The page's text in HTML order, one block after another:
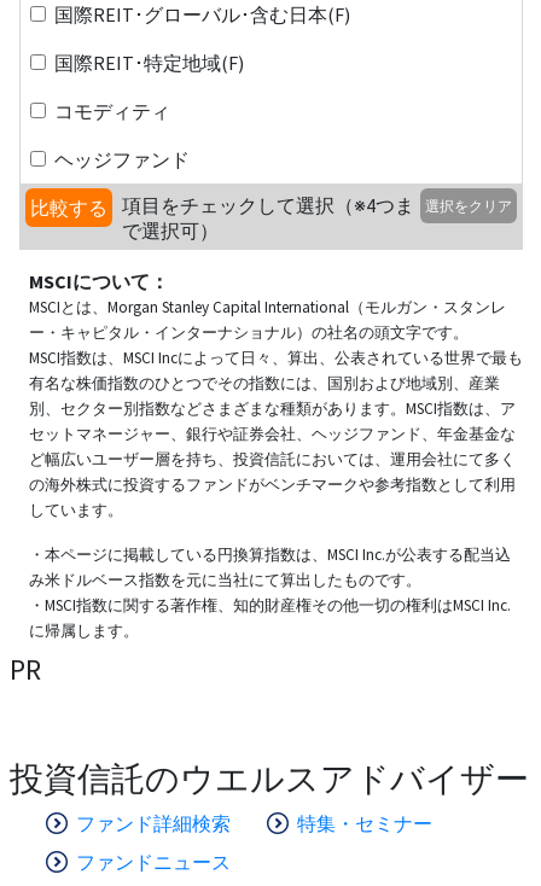
国際REIT･グローバル･含む日本(F)
国際REIT･特定地域(F)
コモディティ
ヘッジファンド
比較する
項目をチェックして選択（※4つま
で選択可）
選択をクリア
MSCIについて：
MSCIとは、Morgan Stanley Capital International（モルガン・スタンレ
ー・キャピタル・インターナショナル）の社名の頭文字です。
MSCI指数は、MSCI Incによって日々、算出、公表されている世界で最も
有名な株価指数のひとつでその指数には、国別および地域別、産業
別、セクター別指数などさまざまな種類があります。MSCI指数は、ア
セットマネージャー、銀行や証券会社、ヘッジファンド、年金基金な
ど幅広いユーザー層を持ち、投資信託においては、運用会社にて多く
の海外株式に投資するファンドがベンチマークや参考指数として利用
しています。
・本ページに掲載している円換算指数は、MSCI Inc.が公表する配当込
み米ドルベース指数を元に当社にて算出したものです。
・MSCI指数に関する著作権、知的財産権その他一切の権利はMSCI Inc.
に帰属します。
PR
投資信託のウエルスアドバイザー
ファンド詳細検索
特集・セミナー
ファンドニュース